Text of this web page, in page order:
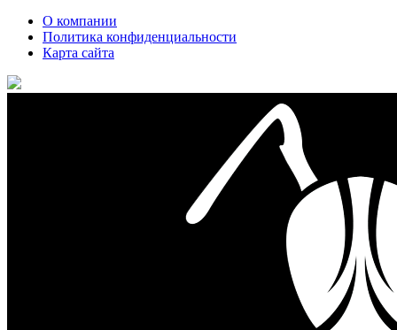
О компании
Политика конфиденциальности
Карта сайта